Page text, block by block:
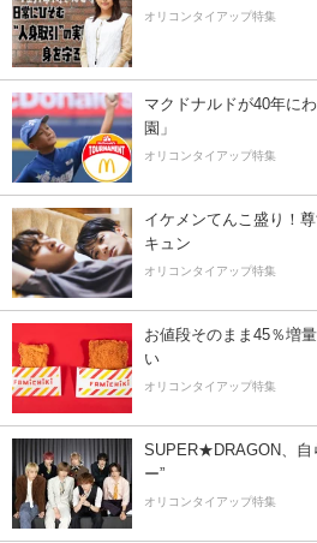
オリコンタイアップ特集
マクドナルドが40年に
園」
オリコンタイアップ特集
イケメンてんこ盛り！
キュン
オリコンタイアップ特集
お値段そのまま45％増
い
オリコンタイアップ特集
SUPER★DRAGON、自
ー”
オリコンタイアップ特集